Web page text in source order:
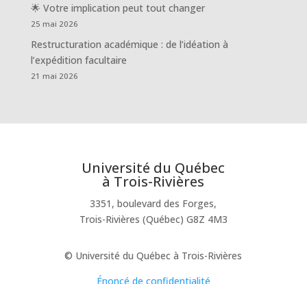
🌟 Votre implication peut tout changer
25 mai 2026
Restructuration académique : de l’idéation à
l’expédition facultaire
21 mai 2026
Université du Québec
à Trois-Rivières
3351, boulevard des Forges,
Trois-Rivières (Québec) G8Z 4M3
© Université du Québec à Trois-Rivières
Énoncé de confidentialité